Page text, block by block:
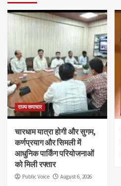
राज्य समाचार
चारधाम यात्रा होगी और सुगम,
कर्णप्रयाग और सिमली में
आधुनिक पार्किंग परियोजनाओं
को मिली रफ्तार
Public Voice August 6, 2026